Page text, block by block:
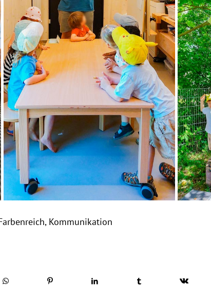
, Kommunikation